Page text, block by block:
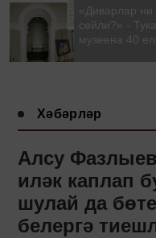
«Диварлар ни
сөйли?» -
музеена 40 ел!
Хәбәрләр
Алсу
иләк каплап
шулай да
белергә